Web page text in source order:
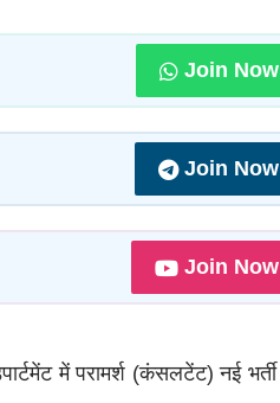
Join Now
Join Now
Join Now
में परामर्श (कंसलटेंट) नई भर्ती